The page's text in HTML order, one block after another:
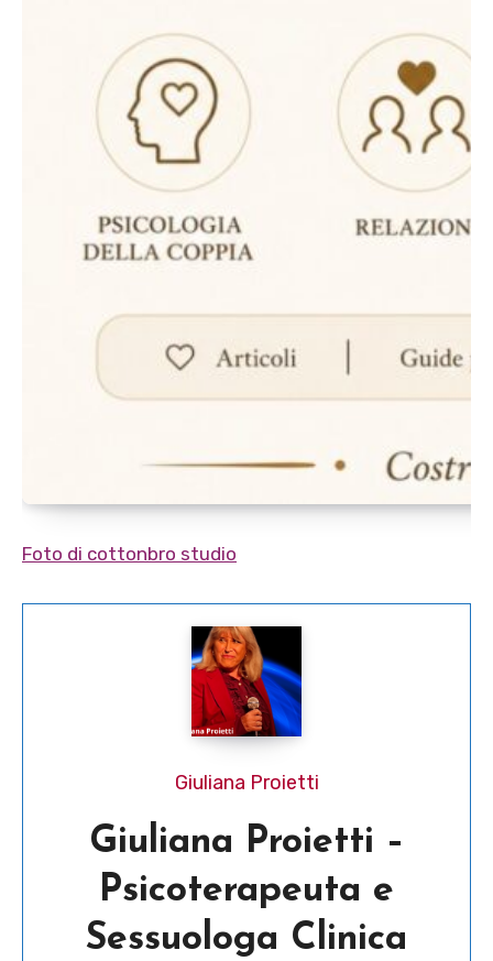
Foto di cottonbro studio
Giuliana Proietti
Giuliana Proietti –
Psicoterapeuta e
Sessuologa Clinica